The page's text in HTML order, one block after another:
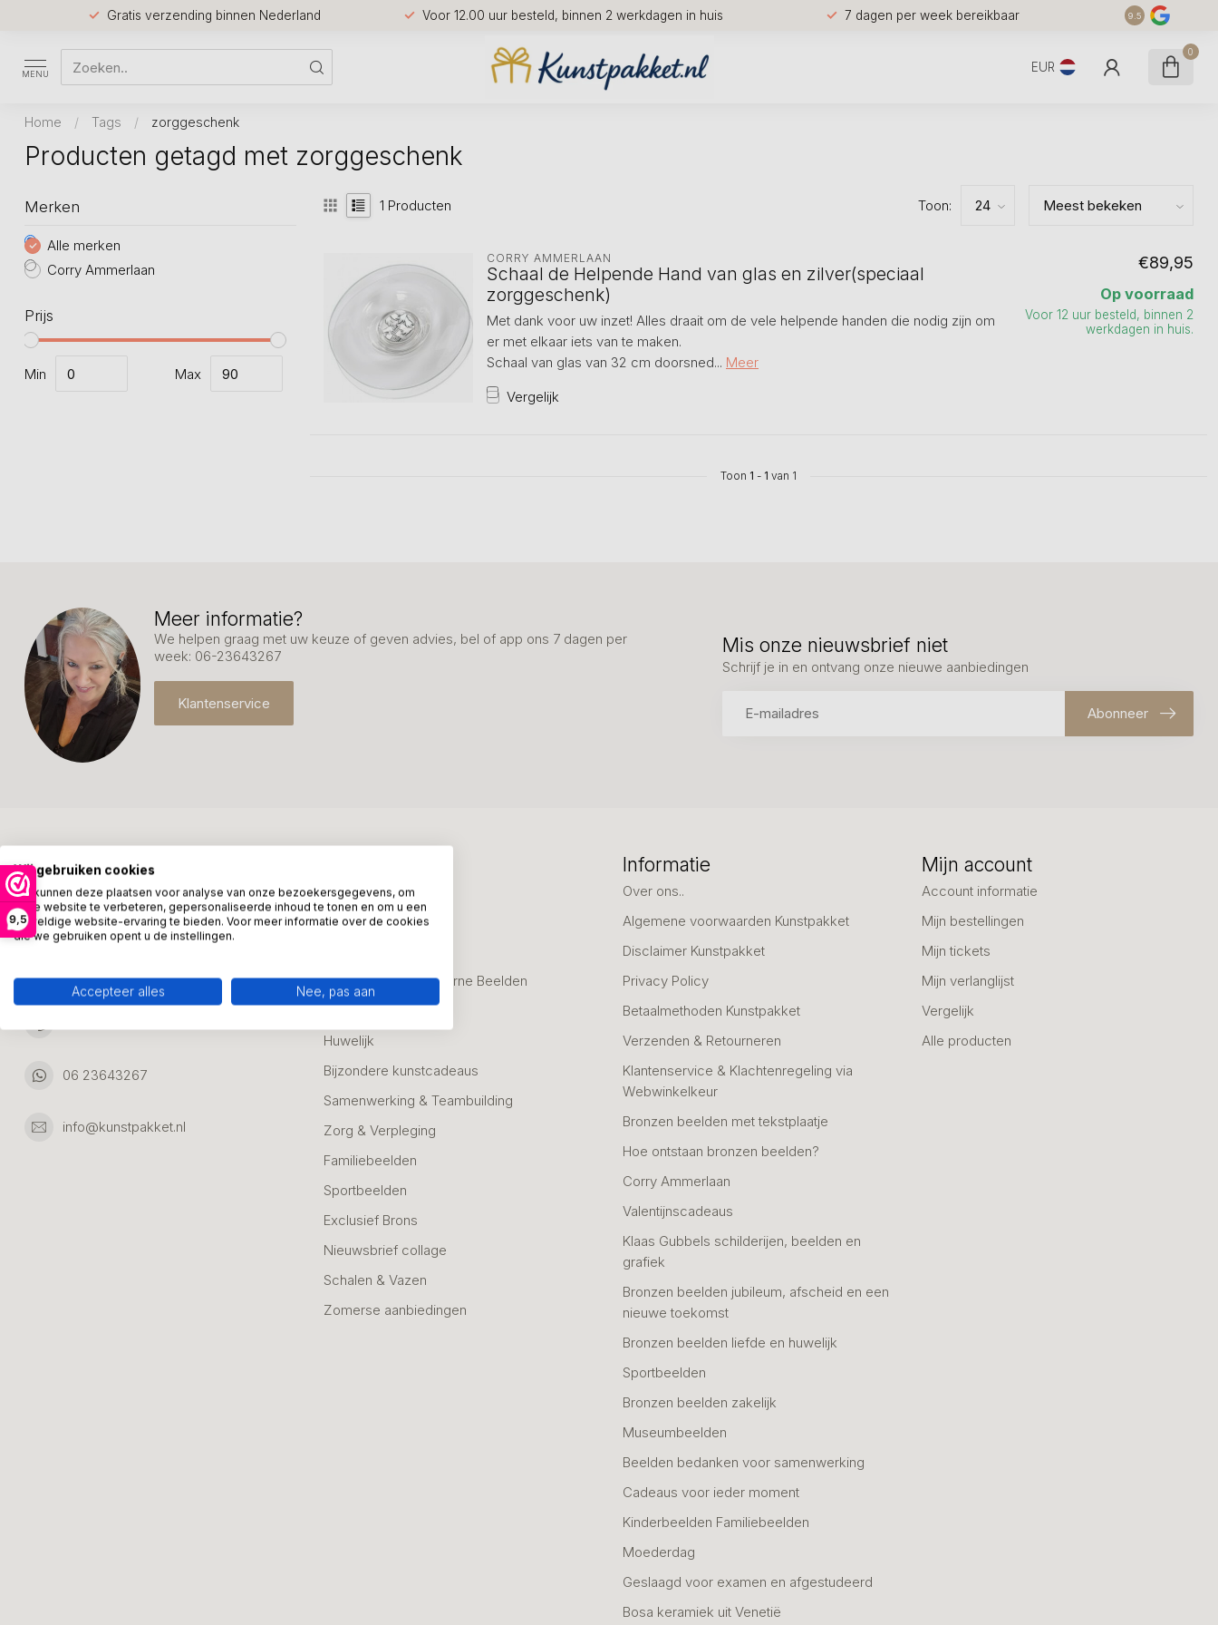
9,5
Gratis verzending binnen Nederland Voor 12.00 uur besteld, binnen 2 werkdagen in huis 7 dagen per week bereikbaar 9.5
MENU EUR
0
Home / Tags / zorggeschenk
Producten getagd met zorggeschenk
Merken
Alle merken
Corry Ammerlaan
Prijs
Min Max
1 Producten Toon:
CORRY AMMERLAAN
Schaal de Helpende Hand van glas en zilver(speciaal
zorggeschenk)
Met dank voor uw inzet! Alles draait om de vele helpende handen die nodig zijn om
er met elkaar iets van te maken.
Schaal van glas van 32 cm doorsned... Meer
Vergelijk
€89,95
Op voorraad
Voor 12 uur besteld, binnen 2
werkdagen in huis.
Toon 1 - 1 van 1
Meer informatie?
We helpen graag met uw keuze of geven advies, bel of app ons 7 dagen per
week: 06-23643267
Klantenservice
Mis onze nieuwsbrief niet
Schrijf je in en ontvang onze nieuwe aanbiedingen
Abonneer
Kunstpakket Nederland
Adresgegevens:
Ambachtsweg 46
Nederland
06 23643267
info@kunstpakket.nl
Zakelijke Cadeaus
Bedanken
Alle Bronzen & Moderne Beelden
Geslaagd
Huwelijk
Bijzondere kunstcadeaus
Samenwerking & Teambuilding
Zorg & Verpleging
Familiebeelden
Sportbeelden
Exclusief Brons
Nieuwsbrief collage
Schalen & Vazen
Zomerse aanbiedingen
Informatie
Over ons..
Algemene voorwaarden Kunstpakket
Disclaimer Kunstpakket
Privacy Policy
Betaalmethoden Kunstpakket
Verzenden & Retourneren
Klantenservice & Klachtenregeling via
Webwinkelkeur
Bronzen beelden met tekstplaatje
Hoe ontstaan bronzen beelden?
Corry Ammerlaan
Valentijnscadeaus
Klaas Gubbels schilderijen, beelden en
grafiek
Bronzen beelden jubileum, afscheid en een
nieuwe toekomst
Bronzen beelden liefde en huwelijk
Sportbeelden
Bronzen beelden zakelijk
Museumbeelden
Beelden bedanken voor samenwerking
Cadeaus voor ieder moment
Kinderbeelden Familiebeelden
Moederdag
Geslaagd voor examen en afgestudeerd
Bosa keramiek uit Venetië
Mijn account
Account informatie
Mijn bestellingen
Mijn tickets
Mijn verlanglijst
Vergelijk
Alle producten
Wij gebruiken cookies
We kunnen deze plaatsen voor analyse van onze bezoekersgegevens, om
onze website te verbeteren, gepersonaliseerde inhoud te tonen en om u een
geweldige website-ervaring te bieden. Voor meer informatie over de cookies
die we gebruiken opent u de instellingen.
Accepteer alles Nee, pas aan